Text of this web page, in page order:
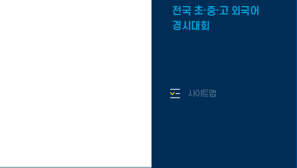
전국 초·중·고 외국어
경시대회
사이트맵